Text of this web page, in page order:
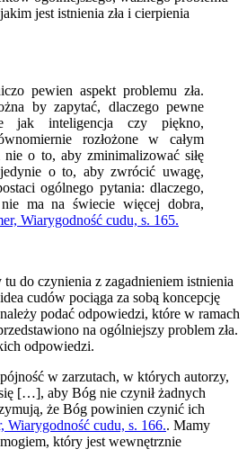
jest istnienia zła i cierpienia
pewien aspekt problemu zła.
by zapytać, dlaczego pewne
jak inteligencja czy piękno,
rozłożone w całym
o to, aby zminimalizować siłę
o to, aby zwrócić uwagę,
ogólnego pytania: dlaczego,
ma na świecie więcej dobra,
Wiarygodność cudu, s. 165.
do czynienia z zagadnieniem istnienia
cudów pociąga za sobą koncepcję
podać odpowiedzi, które w ramach
na ogólniejszy problem zła.
odpowiedzi.
w zarzutach, w których autorzy,
[…], aby Bóg nie czynił żadnych
że Bóg powinien czynić ich
Wiarygodność cudu, s. 166.. Mamy
który jest wewnętrznie